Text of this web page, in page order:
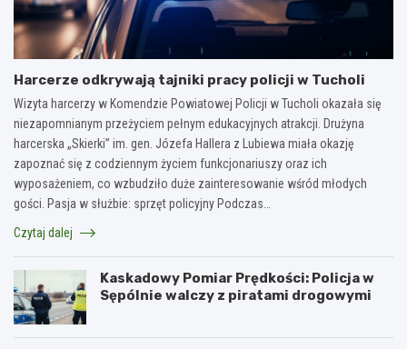
Harcerze odkrywają tajniki pracy policji w Tucholi
Wizyta harcerzy w Komendzie Powiatowej Policji w Tucholi okazała się
niezapomnianym przeżyciem pełnym edukacyjnych atrakcji. Drużyna
harcerska „Skierki” im. gen. Józefa Hallera z Lubiewa miała okazję
zapoznać się z codziennym życiem funkcjonariuszy oraz ich
wyposażeniem, co wzbudziło duże zainteresowanie wśród młodych
gości. Pasja w służbie: sprzęt policyjny Podczas…
Czytaj dalej
Kaskadowy Pomiar Prędkości: Policja w
Sępólnie walczy z piratami drogowymi